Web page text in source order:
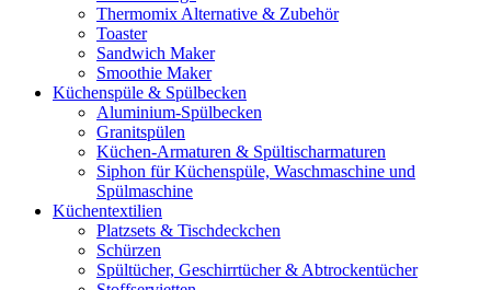
Thermomix Alternative & Zubehör
Toaster
Sandwich Maker
Smoothie Maker
Küchenspüle & Spülbecken
Aluminium-Spülbecken
Granitspülen
Küchen-Armaturen & Spültischarmaturen
Siphon für Küchenspüle, Waschmaschine und
Spülmaschine
Küchentextilien
Platzsets & Tischdeckchen
Schürzen
Spültücher, Geschirrtücher & Abtrockentücher